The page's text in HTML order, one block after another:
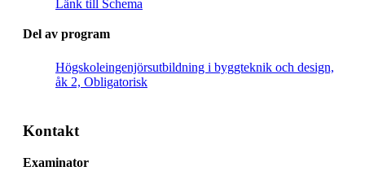
Länk till Schema
Del av program
Högskoleingenjörsutbildning i byggteknik och design,
åk 2, Obligatorisk
Kontakt
Examinator